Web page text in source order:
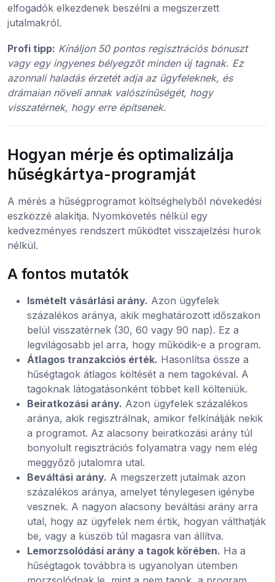
elfogadók elkezdenek beszélni a megszerzett
jutalmakról.
Profi tipp: Kínáljon 50 pontos regisztrációs bónuszt
vagy egy ingyenes bélyegzőt minden új tagnak. Ez
azonnali haladás érzetét adja az ügyfeleknek, és
drámaian növeli annak valószínűségét, hogy
visszatérnek, hogy erre építsenek.
Hogyan mérje és optimalizálja
hűségkártya-programját
A mérés a hűségprogramot költséghelyből növekedési
eszközzé alakítja. Nyomkövetés nélkül egy
kedvezményes rendszert működtet visszajelzési hurok
nélkül.
A fontos mutatók
Ismételt vásárlási arány. Azon ügyfelek
százalékos aránya, akik meghatározott időszakon
belül visszatérnek (30, 60 vagy 90 nap). Ez a
legvilágosabb jel arra, hogy működik-e a program.
Átlagos tranzakciós érték. Hasonlítsa össze a
hűségtagok átlagos költését a nem tagokéval. A
tagoknak látogatásonként többet kell költeniük.
Beiratkozási arány. Azon ügyfelek százalékos
aránya, akik regisztrálnak, amikor felkínálják nekik
a programot. Az alacsony beiratkozási arány túl
bonyolult regisztrációs folyamatra vagy nem elég
meggyőző jutalomra utal.
Beváltási arány. A megszerzett jutalmak azon
százalékos aránya, amelyet ténylegesen igénybe
vesznek. A nagyon alacsony beváltási arány arra
utal, hogy az ügyfelek nem értik, hogyan válthatják
be, vagy a küszöb túl magasra van állítva.
Lemorzsolódási arány a tagok körében. Ha a
hűségtagok továbbra is ugyanolyan ütemben